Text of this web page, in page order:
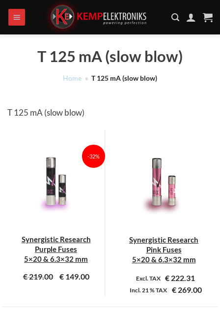
naar
inhoud
T 125 mA (slow blow)
Home » T 125 mA (slow blow)
T 125 mA (slow blow)
-32%
Synergistic Research
Purple Fuses
5×20 & 6.3×32 mm
€219.00 €149.00
Dit
Synergistic Research
Pink Fuses
5×20 & 6.3×32 mm
Excl. TAX € 222.31
Incl.21 %TAX €269.00
Dit